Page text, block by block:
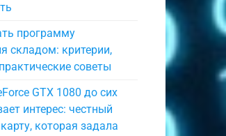
программу
складом: критерии,
советы
GTX 1080 до сих
интерес: честный
которая задала